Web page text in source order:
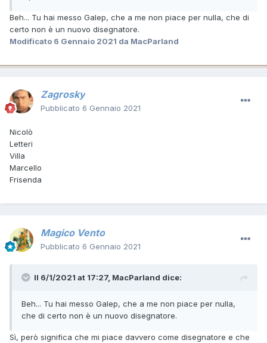
Beh... Tu hai messo Galep, che a me non piace per nulla, che di
certo non è un nuovo disegnatore.
Modificato 6 Gennaio 2021 da MacParland
Zagrosky
Pubblicato 6 Gennaio 2021
Nicolò
Letteri
Villa
Marcello
Frisenda
Magico Vento
Pubblicato 6 Gennaio 2021
Il 6/1/2021 at 17:27, MacParland dice:
Beh... Tu hai messo Galep, che a me non piace per nulla,
che di certo non è un nuovo disegnatore.
Sì, però significa che mi piace davvero come disegnatore e che